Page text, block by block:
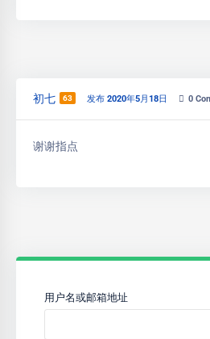
初七 63 发布 2020年5月18日 0
谢谢指点
用户名或邮箱地址